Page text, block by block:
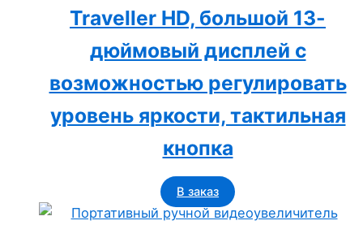
Traveller HD, большой 13-
дюймовый дисплей с
возможностью регулировать
уровень яркости, тактильная
кнопка
В заказ